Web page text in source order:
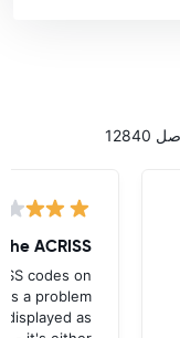
ACRISS
codes on
a problem
displayed as